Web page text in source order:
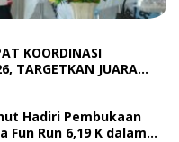
KOORDINASI
TARGETKAN JUARA
Hadiri Pembukaan
Fun Run 6,19 K dalam